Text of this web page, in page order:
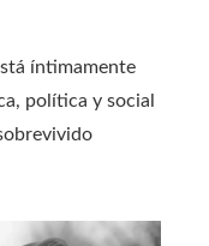
íntimamente
política y social